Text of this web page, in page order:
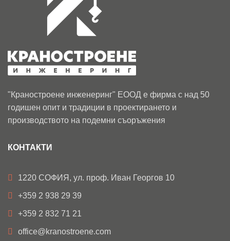
"Краностроене инженеринг" ЕООД е фирма с над 50
годишен опит и традиции в проектирането и
производството на подемни съоръжения
КОНТАКТИ
1220 СОФИЯ, ул. проф. Иван Георгов 10
+359 2 938 29 39
+359 2 832 71 21
office@kranostroene.com